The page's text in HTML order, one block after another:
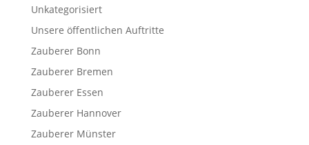
Unkategorisiert
Unsere öffentlichen Auftritte
Zauberer Bonn
Zauberer Bremen
Zauberer Essen
Zauberer Hannover
Zauberer Münster